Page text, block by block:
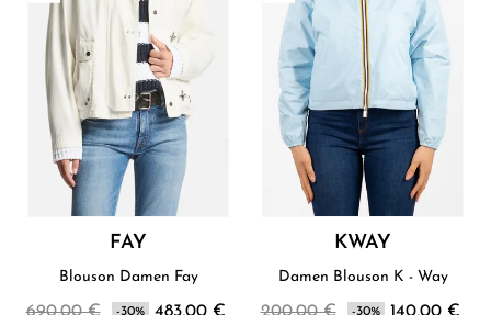
FAY
Blouson Damen Fay
690,00 € -30% 483,00 €
KWAY
Damen Blouson K - Way
200,00 € -30% 140,00 €